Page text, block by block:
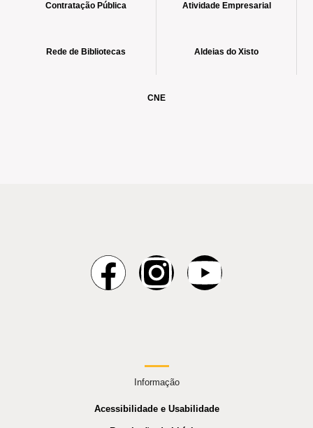
Contratação Pública Atividade Empresarial
Rede de Bibliotecas Aldeias do Xisto
CNE
Informação
Acessibilidade e Usabilidade